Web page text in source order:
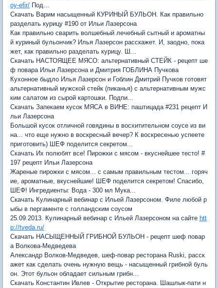
oy-efir/ Под...
Скачать Варим насыщенный КУРИНЫЙ БУЛЬОН. Как правильно
разделать курицу #190 от Ильи Лазерсона
Как правильно сварить волшебный лечебный сытный и ароматны
й куриный бульончик? Илья Лазерсон расскажет. И, заодно, пока
жет, как правильно разделать курицу. Ш...
Скачать НАСТОЯЩЕЕ МЯСО: альтернативный СТЕЙК - рецепт ше
ф повара Ильи Лазерсона и Дмитрия ГОБЛИНА Пучкова
Кухонное быдло Илья Лазерсон и Гоблин Дмитрий Пучков готовят
альтернативный мужской стейк (пиканья) с альтернативным мужс
ким салатом из сырой картошки. Подпи...
Скачать Запекаем кусок МЯСА в ВИНЕ: паштицада #231 рецепт И
льи Лазерсона
Большой кусок отличной говядины в восхитительном соусе из ви
на... что еще нужно в воскресный вечер? К воскресенью успеете
приготовить) ШЕФ поделится секретом...
Скачать Их полюбят все! Пирожки с мясом - вкуснейшее тесто! #
197 рецепт Ильи Лазерсона
Жареные пирожки с мясом... с самым правильным тестом... горяч
ие, ароматные, вкуснейшие! ШЕФ поделится секретом! Спасибо,
ШЕФ! Ингредиенты: Вода - 300 мл Мука...
Скачать Кулинарный вебинар с Ильей Лазерсоном. Филе любой р
ыбы в пергаменте с голландским соусом
25.09.2013. Кулинарный вебинар с Ильей Лазерсоном на сайте htt
p://tveda.ru/
Скачать НАСЫЩЕННЫЙ ГРИБНОЙ БУЛЬОН - рецепт шеф повар
а Волкова-Медведева
Александр Волков-Медведев, шеф-повар ресторана Ruski, расск
ажет как сделать очень нужную вещь - насыщенный грибной буль
он. Этот бульон обладает сильным грибн...
Скачать Константин Ивлев - Открытие ресторана. Шашлык-пати н